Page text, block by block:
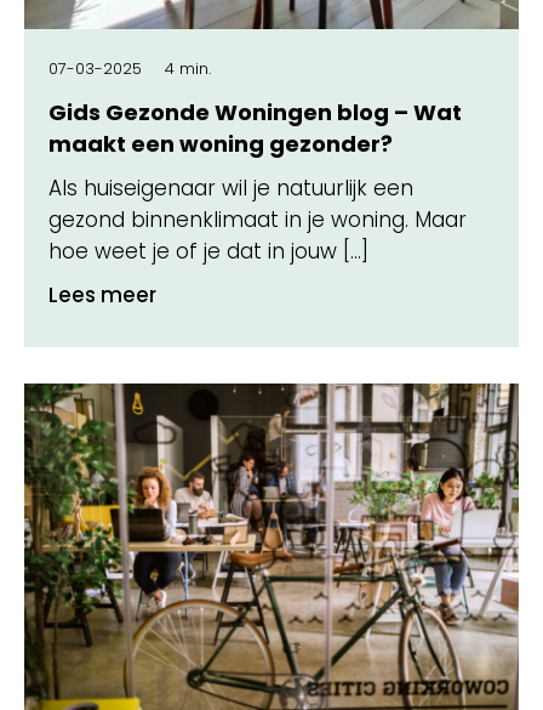
07-03-2025 4 min.
Gids Gezonde Woningen blog – Wat
maakt een woning gezonder?
Als huiseigenaar wil je natuurlijk een
gezond binnenklimaat in je woning. Maar
hoe weet je of je dat in jouw […]
Lees meer